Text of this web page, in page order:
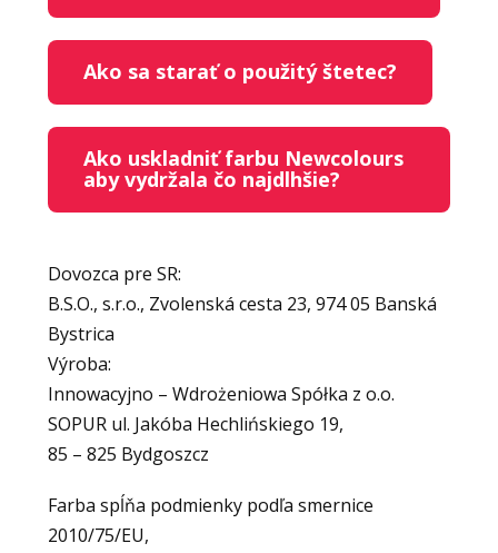
Ako sa starať o použitý štetec?
Ako uskladniť farbu Newcolours
aby vydržala čo najdlhšie?
Dovozca pre SR:
B.S.O., s.r.o., Zvolenská cesta 23, 974 05 Banská
Bystrica
Výroba:
Innowacyjno – Wdrożeniowa Spółka z o.o.
SOPUR ul. Jakóba Hechlińskiego 19,
85 – 825 Bydgoszcz
Farba spĺňa podmienky podľa smernice
2010/75/EU,